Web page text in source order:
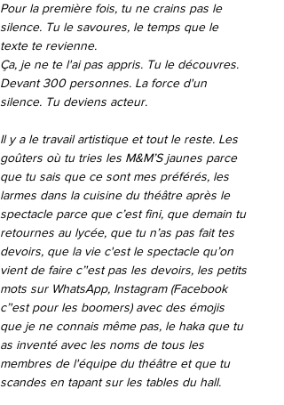
Pour la première fois, tu ne crains pas le
silence. Tu le savoures, le temps que le
texte te revienne.
Ça, je ne te l'ai pas appris. Tu le découvres.
Devant 300 personnes. La force d'un
silence. Tu deviens acteur.
Il y a le travail artistique et tout le reste. Les
goûters où tu tries les M&M’S jaunes parce
que tu sais que ce sont mes préférés, les
larmes dans la cuisine du théâtre après le
spectacle parce que c’est fini, que demain tu
retournes au lycée, que tu n’as pas fait tes
devoirs, que la vie c'est le spectacle qu’on
vient de faire c’'est pas les devoirs, les petits
mots sur WhatsApp, Instagram (Facebook
c’'est pour les boomers) avec des émojis
que je ne connais même pas, le haka que tu
as inventé avec les noms de tous les
membres de l'équipe du théâtre et que tu
scandes en tapant sur les tables du hall.